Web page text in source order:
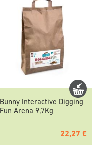
Bunny Interactive Digging
Fun Arena 9,7Kg
22,27 €